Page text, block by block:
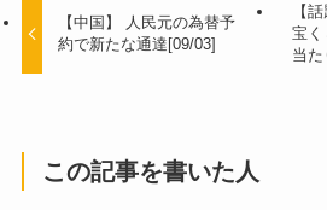
【中国】 人民元の為替予
約で新たな通達[09/03]
【
宝く
当
この記事を書いた人